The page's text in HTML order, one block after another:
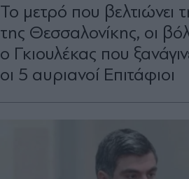
Το μετρό που βελτιώνει
της Θεσσαλονίκης, οι
ο Γκιουλέκας που
οι 5 αυριανοί Επιτάφιοι